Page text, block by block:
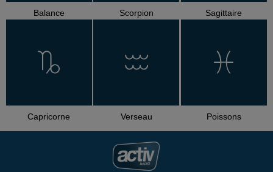
Balance Scorpion Sagittaire
Capricorne Verseau Poissons